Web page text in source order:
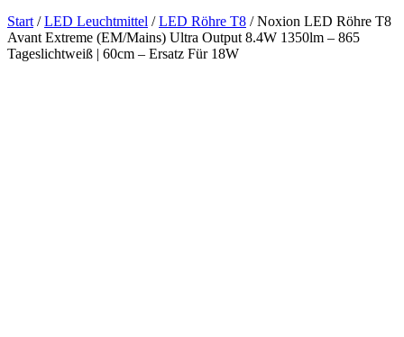
Start /LED Leuchtmittel /LED Röhre T8 / Noxion LED Röhre T8
Avant Extreme (EM/Mains) Ultra Output 8.4W 1350lm – 865
Tageslichtweiß | 60cm – Ersatz Für 18W